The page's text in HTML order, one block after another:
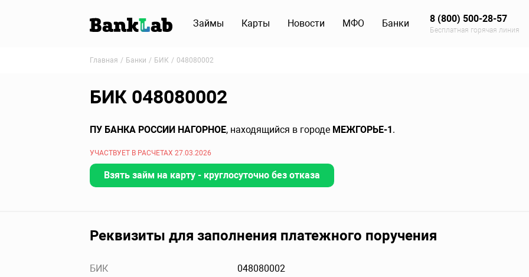
Займы Карты Новости МФО Банки 8 (800) 500-28-57
Бесплатная горячая линия
Главная Банки БИК 048080002
БИК 048080002
ПУ БАНКА РОССИИ НАГОРНОЕ, находящийся в городе МЕЖГОРЬЕ-1.
УЧАСТВУЕТ В РАСЧЕТАХ 27.03.2026
Взять займ на карту - круглосуточно без отказа
Реквизиты для заполнения платежного поручения
БИК
048080002